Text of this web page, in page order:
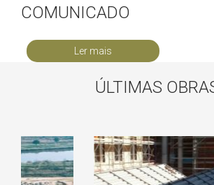
COMUNICADO
Ler mais
ÚLTIMAS